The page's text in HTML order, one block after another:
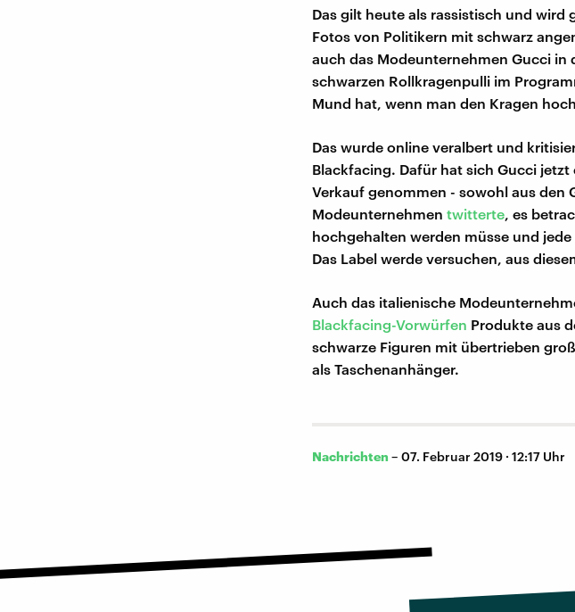
Das gilt heute als rassistisch und wird
Fotos von Politikern mit schwarz
auch das Modeunternehmen Gucci in
schwarzen Rollkragenpulli im
Mund hat, wenn man den Kragen
Das wurde online veralbert und
Blackfacing. Dafür hat sich Gucci
Verkauf genommen - sowohl aus den
Modeunternehmen twitterte, es
hochgehalten werden müsse und
Das Label werde versuchen, aus
Auch das italienische
Blackfacing-Vorwürfen Produkte aus
schwarze Figuren mit übertrieben
als Taschenanhänger.
Nachrichten – 07. Februar 2019 · 12:17 Uhr